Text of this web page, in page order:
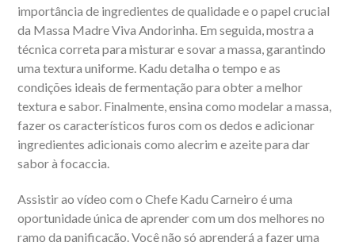
importância de ingredientes de qualidade e o papel crucial
da Massa Madre Viva Andorinha. Em seguida, mostra a
técnica correta para misturar e sovar a massa, garantindo
uma textura uniforme. Kadu detalha o tempo e as
condições ideais de fermentação para obter a melhor
textura e sabor. Finalmente, ensina como modelar a massa,
fazer os característicos furos com os dedos e adicionar
ingredientes adicionais como alecrim e azeite para dar
sabor à focaccia.
Assistir ao vídeo com o Chefe Kadu Carneiro é uma
oportunidade única de aprender com um dos melhores no
ramo da panificação. Você não só aprenderá a fazer uma